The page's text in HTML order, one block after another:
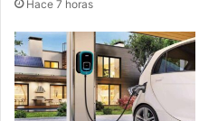
Hace 7 horas